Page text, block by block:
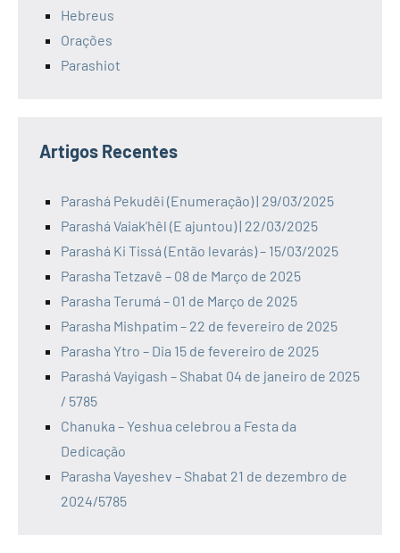
Hebreus
Orações
Parashiot
Artigos Recentes
Parashá Pekudêi (Enumeração) | 29/03/2025
Parashá Vaiak’hêl (E ajuntou) | 22/03/2025
Parashá Ki Tissá (Então levarás) – 15/03/2025
Parasha Tetzavê – 08 de Março de 2025
Parasha Terumá – 01 de Março de 2025
Parasha Mishpatim – 22 de fevereiro de 2025
Parasha Ytro – Dia 15 de fevereiro de 2025
Parashá Vayigash – Shabat 04 de janeiro de 2025
/ 5785
Chanuka – Yeshua celebrou a Festa da
Dedicação
Parasha Vayeshev – Shabat 21 de dezembro de
2024/5785